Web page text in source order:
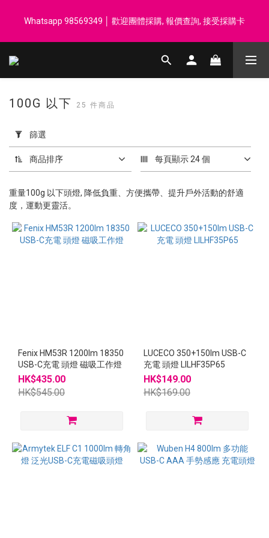
汗毛巾 韓國制 送完即止
Whatsapp 98569349 │ 歡迎團體採購, 報價查詢, 接受採購卡
登記會員享每$50回贈$1 │ 滿HK$899 送 N-rit Campack Towel 吸
用
篩
選
(0/20)
價格
100G 以下 25 件商品
篩選
商品排序 每頁顯示 24 個
重量100g 以下頭燈, 降低負重、方便攜帶、提升戶外活動的舒適
度，運動更靈活。
Fenix HM53R 1200lm 18350
USB-C充電 頭燈 磁吸工作燈
HK$435.00
HK$545.00
LUCECO 350+150lm USB-C
充電 頭燈 LILHF35P65
HK$149.00
HK$169.00